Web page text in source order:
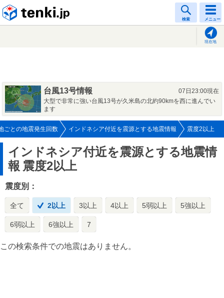
検索 メニュー
現在地
台風13号情報
07日23:00現在
大型で非常に強い台風13号が久米島の北約90kmを西に進んでい
ます
ごとの地震発生回数 インドネシア付近を震源とする地震情報 震度2以上
インドネシア付近を震源とする地震情
報 震度2以上
震度別：
全て 2以上 3以上 4以上 5弱以上 5強以上
6弱以上 6強以上 7
この検索条件での地震はありません。